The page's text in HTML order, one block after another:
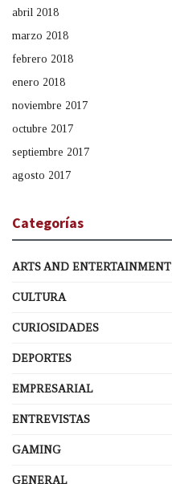
abril 2018
marzo 2018
febrero 2018
enero 2018
noviembre 2017
octubre 2017
septiembre 2017
agosto 2017
Categorías
ARTS AND ENTERTAINMENT
CULTURA
CURIOSIDADES
DEPORTES
EMPRESARIAL
ENTREVISTAS
GAMING
GENERAL